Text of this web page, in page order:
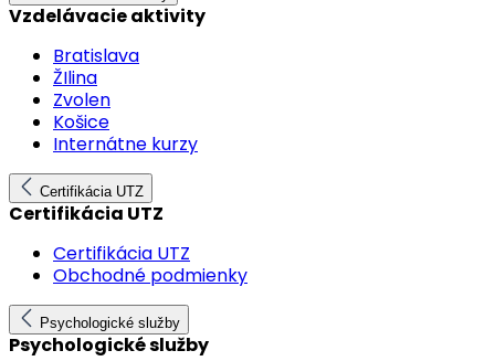
Vzdelávacie aktivity
Bratislava
ŽIlina
Zvolen
Košice
Internátne kurzy
Certifikácia UTZ
Certifikácia UTZ
Certifikácia UTZ
Obchodné podmienky
Psychologické služby
Psychologické služby